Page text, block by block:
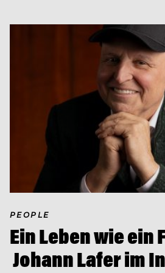
PEOPLE
Ein Leben wie ein
Johann Lafer im